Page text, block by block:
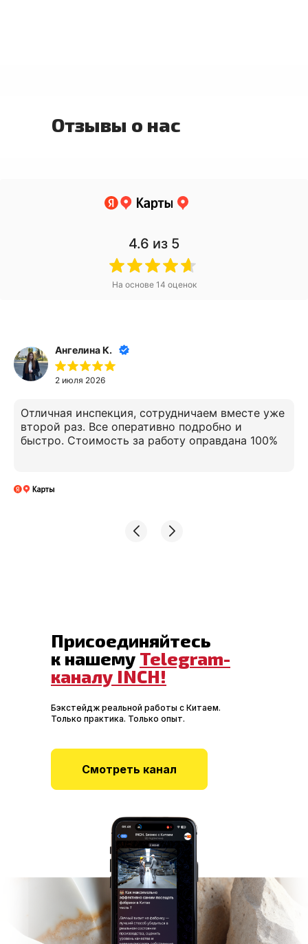
Отзывы о нас
4.6 из 5
На основе 14 оценок
Ангелина К.
2 июля 2026
Отличная инспекция, сотрудничаем вместе уже
второй раз. Все оперативно подробно и
быстро. Стоимость за работу оправдана 100%
Бэкстейдж реальной работы с Китаем.
Только практика. Только опыт.
Присоединяйтесь
к нашему Telegram-
каналу INCH!
Смотреть канал